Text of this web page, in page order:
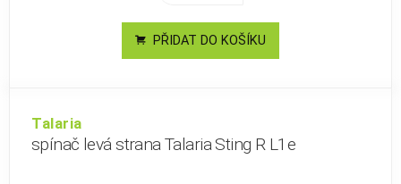
PŘIDAT DO KOŠÍKU
Talaria
spínač levá strana Talaria Sting R L1e